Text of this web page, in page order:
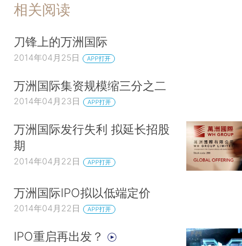
相关阅读
刀锋上的万洲国际
2014年04月25日 APP打开
万洲国际集资规模缩三分之二
2014年04月23日 APP打开
万洲国际发行失利 拟延长招股
期
2014年04月22日 APP打开
万洲国际IPO拟以低端定价
2014年04月22日 APP打开
IPO重启再出发？